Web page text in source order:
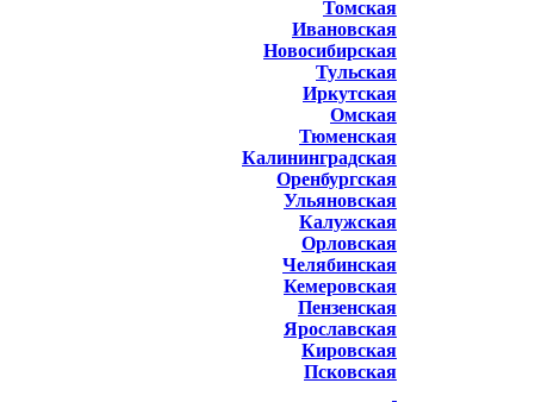
Томская
Ивановская
Новосибирская
Тульская
Иркутская
Омская
Тюменская
Калининградская
Оренбургская
Ульяновская
Калужская
Орловская
Челябинская
Кемеровская
Пензенская
Ярославская
Кировская
Псковская